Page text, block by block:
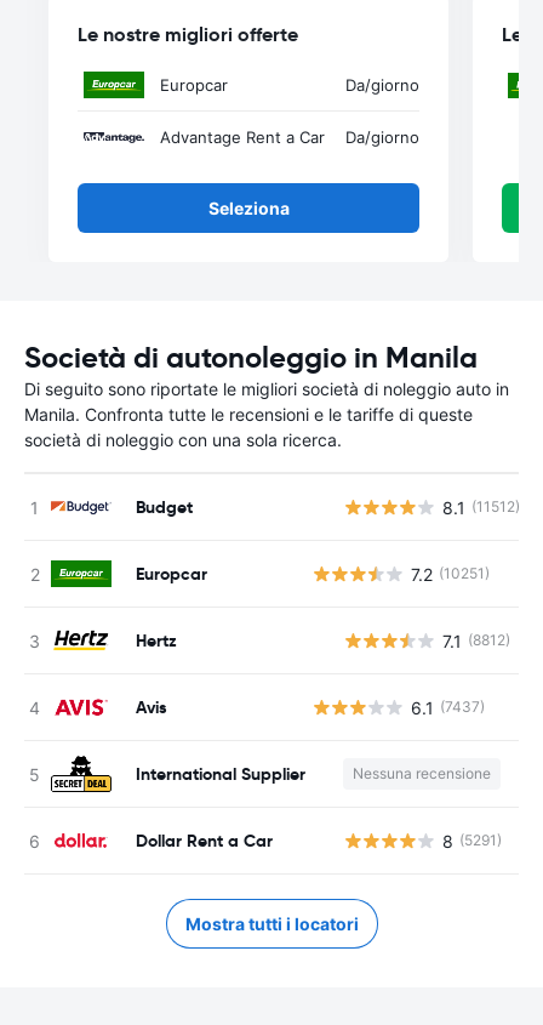
Le nostre migliori offerte
Europcar Da/giorno
Advantage Rent a Car Da/giorno
Seleziona
Le
Società di autonoleggio in Manila
Di seguito sono riportate le migliori società di noleggio auto in
Manila. Confronta tutte le recensioni e le tariffe di queste
società di noleggio con una sola ricerca.
Budget 8.1 (11512)
Europcar 7.2 (10251)
Hertz 7.1 (8812)
Avis 6.1 (7437)
International Supplier Nessuna recensione
Dollar Rent a Car 8 (5291)
Mostra tutti i locatori